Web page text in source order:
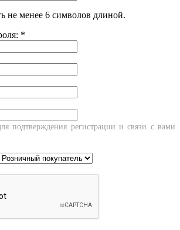
не менее 6 символов длиной.
*
подтверждения регистрации и связи с вами